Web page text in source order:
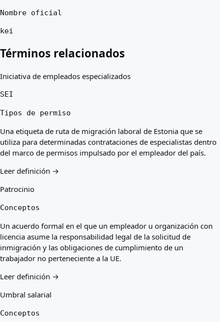
Nombre oficial
kei
Términos relacionados
Iniciativa de empleados especializados
SEI
Tipos de permiso
Una etiqueta de ruta de migración laboral de Estonia que se
utiliza para determinadas contrataciones de especialistas dentro
del marco de permisos impulsado por el empleador del país.
Leer definición →
Patrocinio
Conceptos
Un acuerdo formal en el que un empleador u organización con
licencia asume la responsabilidad legal de la solicitud de
inmigración y las obligaciones de cumplimiento de un
trabajador no perteneciente a la UE.
Leer definición →
Umbral salarial
Conceptos